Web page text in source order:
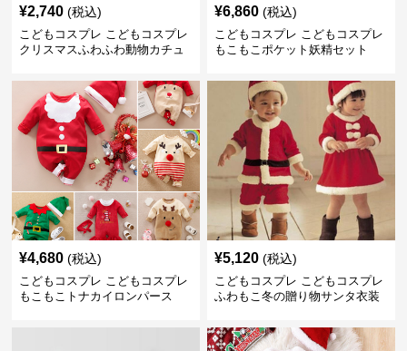
¥2,740 (税込)
こどもコスプレ こどもコスプレ
クリスマスふわふわ動物カチュ
¥6,860 (税込)
こどもコスプレ こどもコスプレ
もこもこポケット妖精セット
¥4,680 (税込)
こどもコスプレ こどもコスプレ
もこもこトナカイロンパース
¥5,120 (税込)
こどもコスプレ こどもコスプレ
ふわもこ冬の贈り物サンタ衣装